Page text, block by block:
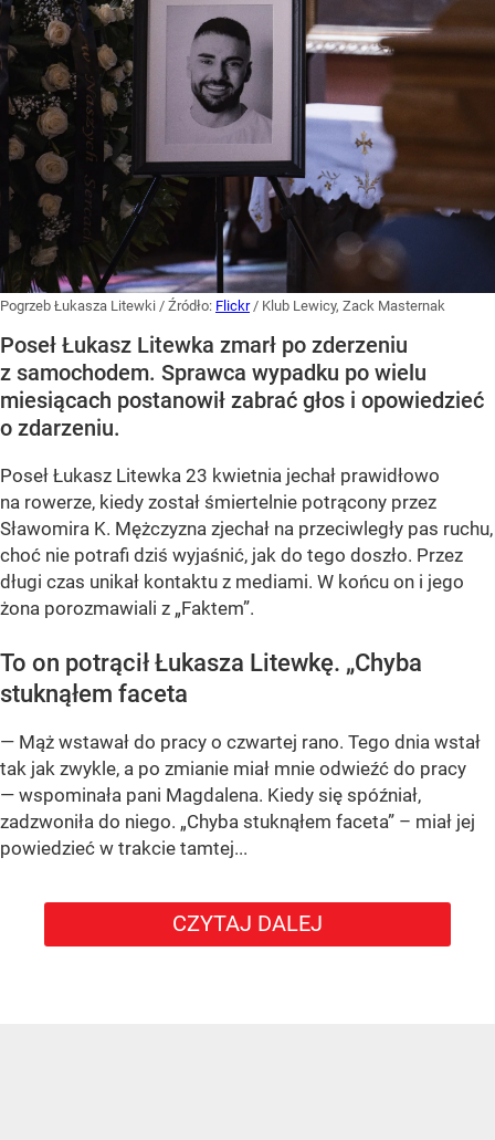
Pogrzeb Łukasza Litewki / Źródło: Flickr / Klub Lewicy, Zack Masternak
Poseł Łukasz Litewka zmarł po zderzeniu
z samochodem. Sprawca wypadku po wielu
miesiącach postanowił zabrać głos i opowiedzieć
o zdarzeniu.
Poseł Łukasz Litewka 23 kwietnia jechał prawidłowo
na rowerze, kiedy został śmiertelnie potrącony przez
Sławomira K. Mężczyzna zjechał na przeciwległy pas ruchu,
choć nie potrafi dziś wyjaśnić, jak do tego doszło. Przez
długi czas unikał kontaktu z mediami. W końcu on i jego
żona porozmawiali z „Faktem”.
To on potrącił Łukasza Litewkę. „Chyba
stuknąłem faceta
— Mąż wstawał do pracy o czwartej rano. Tego dnia wstał
tak jak zwykle, a po zmianie miał mnie odwieźć do pracy
— wspominała pani Magdalena. Kiedy się spóźniał,
zadzwoniła do niego. „Chyba stuknąłem faceta” – miał jej
powiedzieć w trakcie tamtej...
CZYTAJ DALEJ